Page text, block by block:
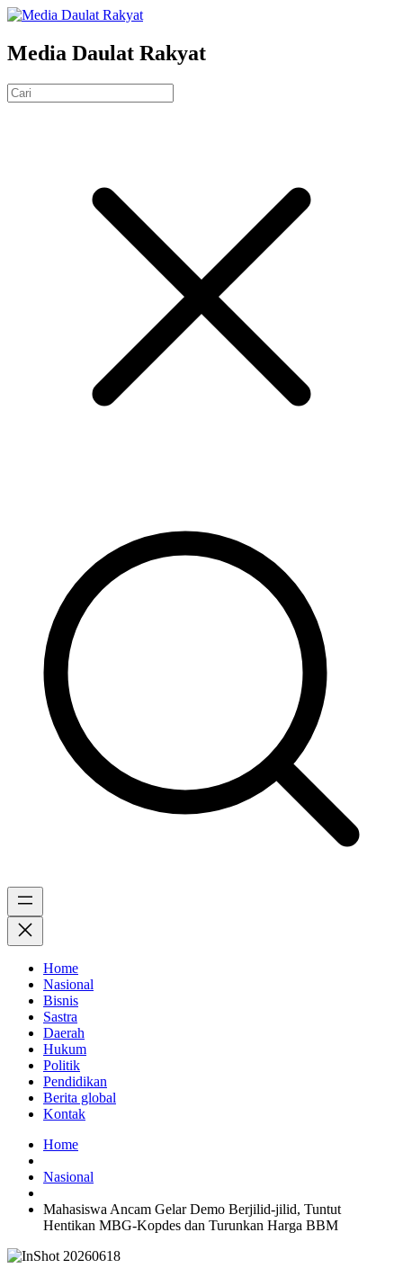
Media Daulat Rakyat
Home
Nasional
Bisnis
Sastra
Daerah
Hukum
Politik
Pendidikan
Berita global
Kontak
Home
Nasional
Mahasiswa Ancam Gelar Demo Berjilid-jilid, Tuntut
Hentikan MBG-Kopdes dan Turunkan Harga BBM